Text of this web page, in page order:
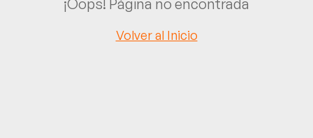
¡Oops! Página no encontrada
Volver al Inicio